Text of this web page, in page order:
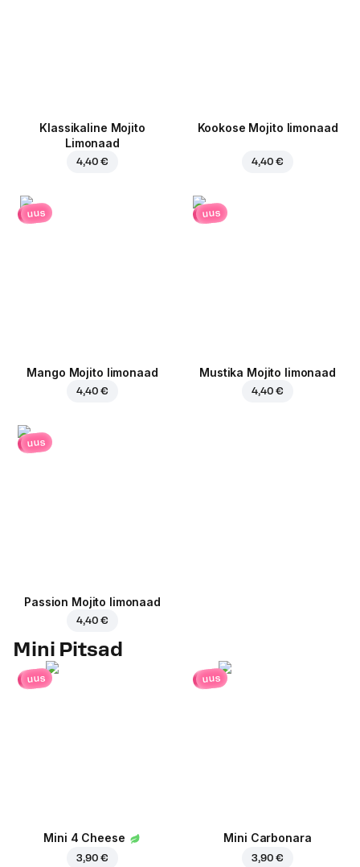
Klassikaline Mojito
Limonaad
4,40 €
Kookose Mojito limonaad
4,40 €
uus
Mango Mojito limonaad
4,40 €
uus
Mustika Mojito limonaad
4,40 €
uus
Passion Mojito limonaad
4,40 €
Mini Pitsad
uus
Mini 4 Cheese
3,90 €
uus
Mini Carbonara
3,90 €